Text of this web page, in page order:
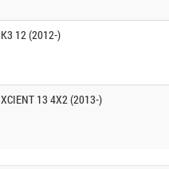
K3 12 (2012-)
XCIENT 13 4X2 (2013-)